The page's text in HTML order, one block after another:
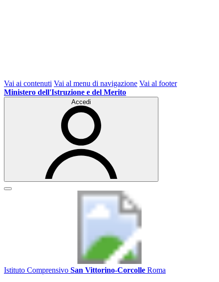
Vai ai contenuti Vai al menu di navigazione Vai al footer
Ministero dell'Istruzione e del Merito
Accedi
Istituto Comprensivo San Vittorino-Corcolle Roma